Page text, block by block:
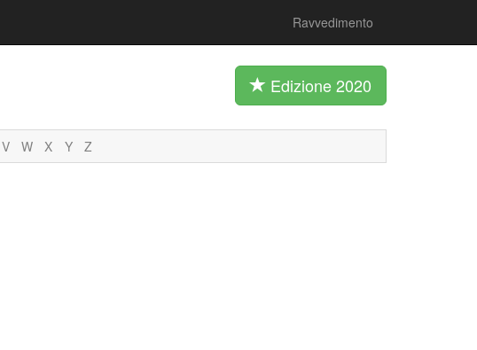
Ravvedimento
Edizione 2020
V W X Y Z